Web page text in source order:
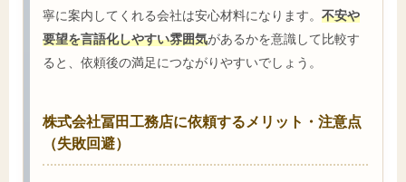
寧に案内してくれる会社は安心材料になります。 不安や
要望を言語化しやすい雰囲気があるかを意識して比較す
ると、依頼後の満足につながりやすいでしょう。
株式会社冨田工務店に依頼するメリット・注意点
（失敗回避）